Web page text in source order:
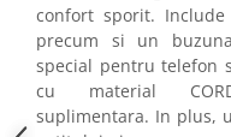
Accesorii pentru
Casti de protectie
Antifoane
Ochelari de protectie si
confort sporit.
precum si un
special pentru telefon
cu material
suplimentara. In plus,